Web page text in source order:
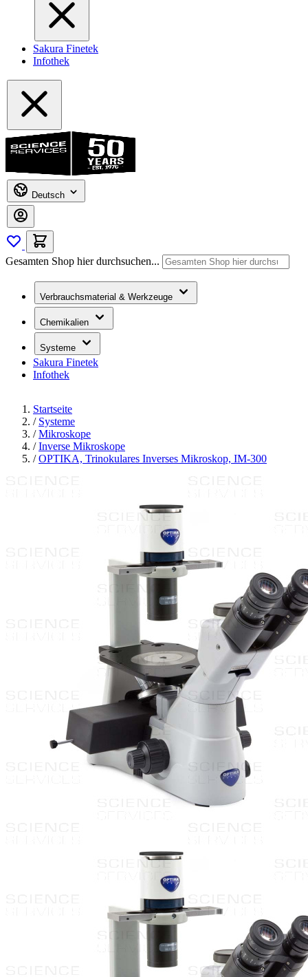
Sakura Finetek
Infothek
Deutsch
Gesamten Shop hier durchsuchen...
Verbrauchsmaterial & Werkzeuge
Chemikalien
Systeme
Sakura Finetek
Infothek
Startseite
/ Systeme
/ Mikroskope
/ Inverse Mikroskope
/ OPTIKA, Trinokulares Inverses Mikroskop, IM-300